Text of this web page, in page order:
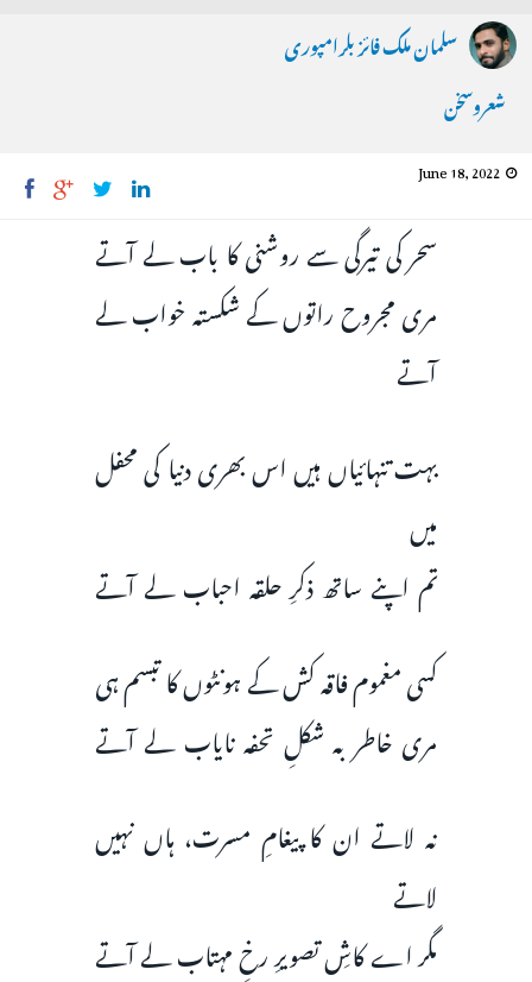
سلمان ملک فائز بلرامپوری
شعروسخن
June 18, 2022
سحر کی تیرگی سے روشنی کا باب لے آتے
مری مجروح راتوں کے شکستہ خواب لے
آتے
بہت تنہائیاں ہیں اس بھری دنیا کی محفل
میں
تم اپنے ساتھ ذکرِ حلقہ احباب لے آتے
کسی مغموم فاقہ کش کے ہونٹوں کا تبسم ہی
مری خاطر بہ شکلِ تحفہ نایاب لے آتے
نہ لاتے ان کا پیغامِ مسرت، ہاں نہیں
لاتے
مگر اے کاشِ تصویرِ رخِ مہتاب لے آتے